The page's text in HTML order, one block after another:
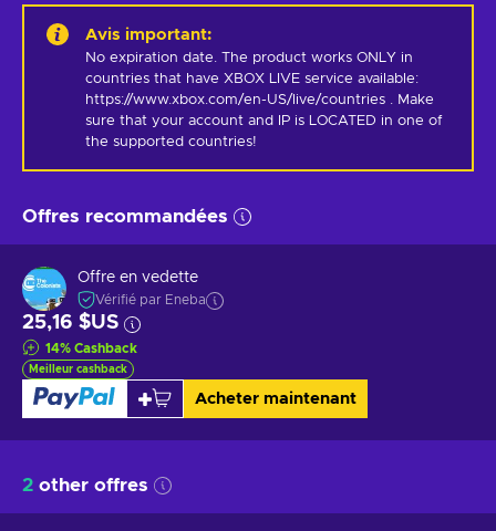
Avis important:
No expiration date. The product works ONLY in
countries that have XBOX LIVE service available:
https://www.xbox.com/en-US/live/countries . Make
sure that your account and IP is LOCATED in one of
the supported countries!
Offres recommandées
Offre en vedette
Vérifié par Eneba
25,16 $US
14% Cashback
Meilleur cashback
Acheter maintenant
2 other offres